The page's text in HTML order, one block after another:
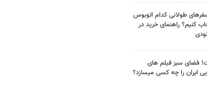
طولانی کدام اتوبوس
کنیم؟ راهنمای خرید در
فضای سبز فیلم های
ایران را چه کسی میسازد؟